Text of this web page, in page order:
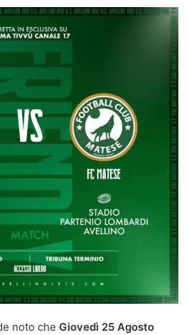
noto che Giovedì 25 Agosto